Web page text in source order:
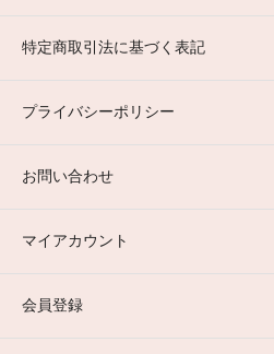
特定商取引法に基づく表記
プライバシーポリシー
お問い合わせ
マイアカウント
会員登録